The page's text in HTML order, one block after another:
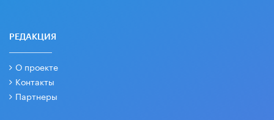
РЕДАКЦИЯ
О проекте
Контакты
Партнеры